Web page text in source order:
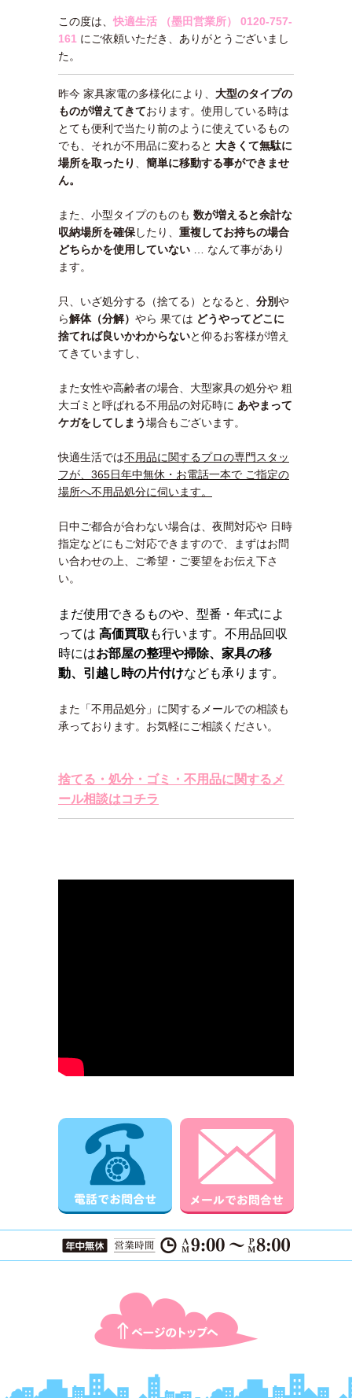
この度は、快適生活 （墨田営業所）
0120-757-
161 にご依頼いただき、ありがとうございまし
た。
昨今 家具家電の多様化により、 大型のタイプの
ものが増えてきております。使用している時は
とても便利で当たり前のように使えているもの
でも、それが不用品に変わると 大きくて無駄に
場所を取ったり
簡単に移動する事ができませ
ん。
また、小型タイプのものも 数が増えると余計な
収納場所を確保したり、 重複してお持ちの場合
どちらかを使用していない … なんて事があり
ます。
只、いざ処分する（捨てる）となると、 分別や
ら解体（分解） やら 果ては どうやってどこに
捨てれば良いかわからないと仰るお客様が増え
てきていますし、
また女性や高齢者の場合、大型家具の処分や 粗
大ゴミと呼ばれる不用品の対応時に あやまって
ケガをしてしまう場合もございます。
快適生活では不用品に関するプロの専門スタッ
フが、365日年中無休・お電話一本で ご指定の
場所へ不用品処分に伺います。
日中ご都合が合わない場合は、夜間対応や 日時
指定などにもご対応できますので、まずはお問
い合わせの上、ご希望・ご要望をお伝え下さ
い。
まだ使用できるものや、型番・年式によ
っては 高価買取 も行います。不用品回収
時にはお部屋の整理や掃除、家具の移
動、引越し時の片付けなども承ります。
また「不用品処分」に関するメールでの相談も
承っております。お気軽にご相談ください。
捨てる・処分・ゴミ・不用品に関するメ
ール相談はコチラ
電話でお問合せ